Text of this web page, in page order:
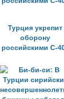
Турция укрепит
оборону
российскими С-